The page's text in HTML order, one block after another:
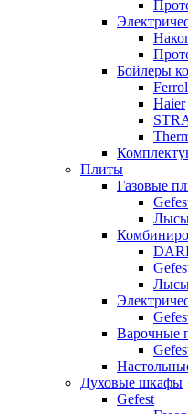
Бойлеры
Haier
Плиты
Газовые
Варочные
Духовые шкафы
Gefest